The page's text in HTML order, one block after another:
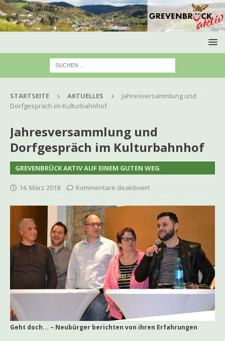
STARTSEITE AKTUELLES
Jahresversammlung und
Dorfgespräch im Kulturbahnhof
Jahresversammlung und
Dorfgespräch im Kulturbahnhof
GREVENBRÜCK AKTIV AUF EINEM GUTEN WEG
14. März 2018 Kommentare deaktiviert
Geht doch... – Neubürger berichten von ihren Erfahrungen